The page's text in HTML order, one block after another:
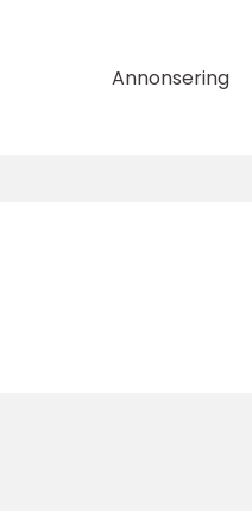
Annonsering